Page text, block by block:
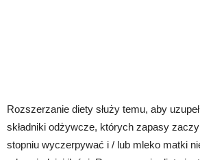
Rozszerzanie diety służy temu, aby
składniki odżywcze, których zapasy
stopniu wyczerpywać i / lub mleko matki